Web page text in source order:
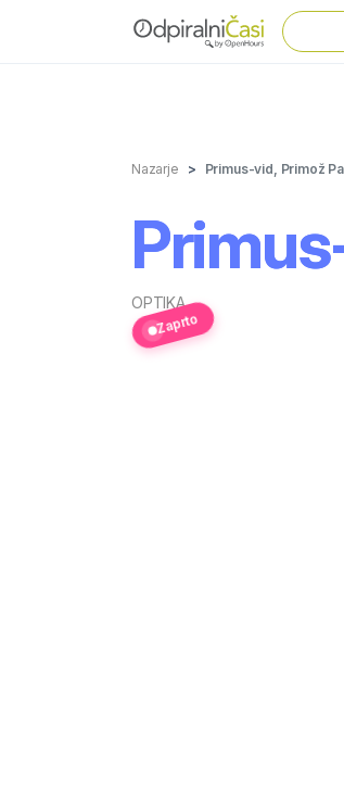
Nazarje Primus-vid, Primož
OPTIKA
Zaprto